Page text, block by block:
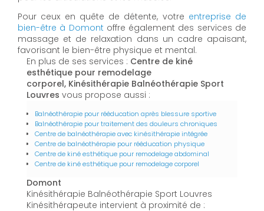
Pour ceux en quête de détente, votre entreprise de
bien-être à Domont offre également des services de
massage et de relaxation dans un cadre apaisant,
favorisant le bien-être physique et mental.
En plus de ses services : Centre de kiné
esthétique pour remodelage
corporel, Kinésithérapie Balnéothérapie Sport
Louvres vous propose aussi :
Balnéothérapie pour rééducation après blessure sportive
Balnéothérapie pour traitement des douleurs chroniques
Centre de balnéothérapie avec kinésithérapie intégrée
Centre de balnéothérapie pour rééducation physique
Centre de kiné esthétique pour remodelage abdominal
Centre de kiné esthétique pour remodelage corporel
Domont
Kinésithérapie Balnéothérapie Sport Louvres
Kinésithérapeute intervient à proximité de :